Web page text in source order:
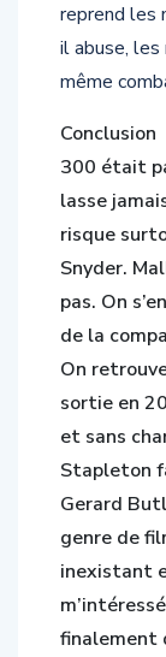
reprend les
il abuse, les
même
Conclusion
300 était
lasse
risque
Snyder.
pas. On
de la
On
sortie en
et sans
Stapleton
Gerard
genre de
inexistant
finalement